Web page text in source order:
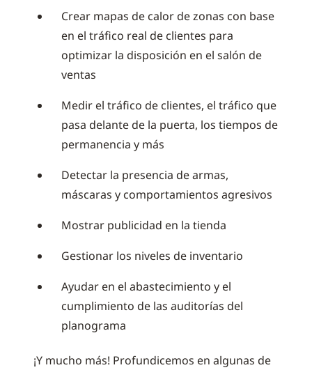
Crear mapas de calor de zonas con base
en el tráfico real de clientes para
optimizar la disposición en el salón de
ventas
Medir el tráfico de clientes, el tráfico que
pasa delante de la puerta, los tiempos de
permanencia y más
Detectar la presencia de armas,
máscaras y comportamientos agresivos
Mostrar publicidad en la tienda
Gestionar los niveles de inventario
Ayudar en el abastecimiento y el
cumplimiento de las auditorías del
planograma
¡Y mucho más! Profundicemos en algunas de